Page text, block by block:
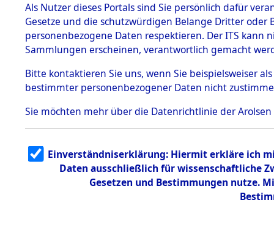
Effekten
1.2.9.1
Effekten aus
dem KZ
Dachau
1.2.9.2
Effekten aus
dem KZ
Bayerisches
1.2.9.3
Effekten aus
dem KZ
Neuengamm
Als Nutzer dieses Portals sind Sie persönlich dafür
Gesetze und die schutzwürdigen Belange Dritter
personenbezogene Daten respektieren. Der ITS
Sammlungen erscheinen, verantwortlich gemacht
Bitte kontaktieren Sie uns, wenn Sie beispielsweiser
bestimmter personenbezogener Daten nicht
Sie möchten mehr über die Datenrichtlinie der Arolsen
Einverständniserklärung: Hiermit erkläre ich
Daten ausschließlich für wissenschaftliche
Gesetzen und Bestimmungen nutze.